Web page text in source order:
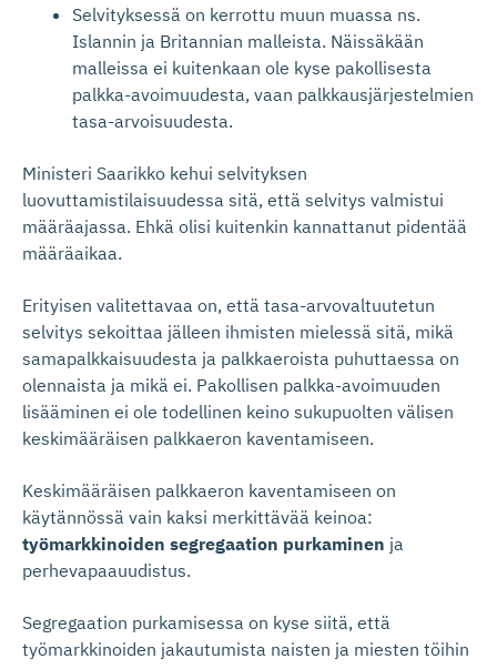
Selvityksessä on kerrottu muun muassa ns.
Islannin ja Britannian malleista. Näissäkään
malleissa ei kuitenkaan ole kyse pakollisesta
palkka-avoimuudesta, vaan palkkausjärjestelmien
tasa-arvoisuudesta.
Ministeri Saarikko kehui selvityksen
luovuttamistilaisuudessa sitä, että selvitys valmistui
määräajassa. Ehkä olisi kuitenkin kannattanut pidentää
määräaikaa.
Erityisen valitettavaa on, että tasa-arvovaltuutetun
selvitys sekoittaa jälleen ihmisten mielessä sitä, mikä
samapalkkaisuudesta ja palkkaeroista puhuttaessa on
olennaista ja mikä ei. Pakollisen palkka-avoimuuden
lisääminen ei ole todellinen keino sukupuolten välisen
keskimääräisen palkkaeron kaventamiseen.
Keskimääräisen palkkaeron kaventamiseen on
käytännössä vain kaksi merkittävää keinoa:
työmarkkinoiden segregaation purkaminen ja
perhevapaauudistus.
Segregaation purkamisessa on kyse siitä, että
työmarkkinoiden jakautumista naisten ja miesten töihin